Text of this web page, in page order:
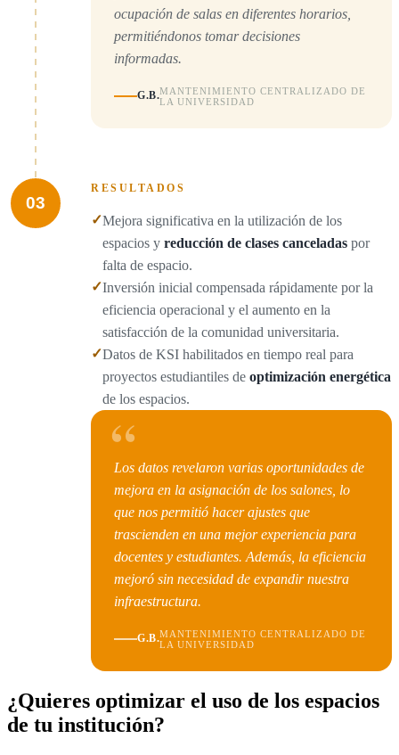
ocupación de salas en diferentes horarios,
permitiéndonos tomar decisiones
informadas.
G.B.MANTENIMIENTO CENTRALIZADO DE
LA UNIVERSIDAD
03
RESULTADOS
✓Mejora significativa en la utilización de los
espacios y reducción de clases canceladas por
falta de espacio.
✓Inversión inicial compensada rápidamente por la
eficiencia operacional y el aumento en la
satisfacción de la comunidad universitaria.
✓Datos de KSI habilitados en tiempo real para
proyectos estudiantiles de optimización energética
de los espacios.
“
Los datos revelaron varias oportunidades de
mejora en la asignación de los salones, lo
que nos permitió hacer ajustes que
trascienden en una mejor experiencia para
docentes y estudiantes. Además, la eficiencia
mejoró sin necesidad de expandir nuestra
infraestructura.
G.B.MANTENIMIENTO CENTRALIZADO DE
LA UNIVERSIDAD
¿Quieres optimizar el uso de los espacios
de tu institución?